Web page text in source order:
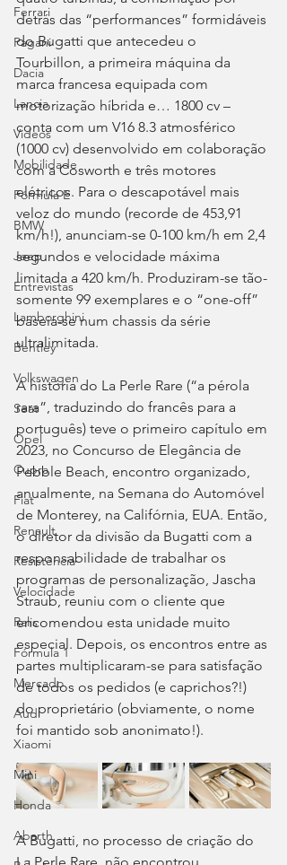
Ferrari
Pagani
Dacia
Lancia
Videos
Mobilidade
Fórmula E
BMW
Jeep
Entrevistas
Lamborghini
Bentley
Volkswagen
Seat
Opel
Cupra
Fiat
Renault
Resistência
Velocidade
Ralis
Fórmula 1
Mercado
Audi
Xiaomi
Mini
Honda
Abarth
detrás das “performances” formidáveis
do Bugatti que antecedeu o
Tourbillon, a primeira máquina da
marca francesa equipada com
motorização híbrida e… 1800 cv –
conta com um V16 8.3 atmosférico
(1000 cv) desenvolvido em colaboração
com a Cosworth e três motores
elétricos. Para o descapotável mais
veloz do mundo (recorde de 453,91
km/h!), anunciam-se 0-100 km/h em 2,4
segundos e velocidade máxima
limitada a 420 km/h. Produziram-se tão-
somente 99 exemplares e o “one-off”
baseia-se num chassis da série
ultralimitada.
A história do La Perle Rare (“a pérola
rara”, traduzindo do francês para a
português) teve o primeiro capítulo em
2023, no Concurso de Elegância de
Pebble Beach, encontro organizado,
anualmente, na Semana do Automóvel
de Monterey, na Califórnia, EUA. Então,
o diretor da divisão da Bugatti com a
responsabilidade de trabalhar os
programas de personalização, Jascha
Straub, reuniu com o cliente que
encomendou esta unidade muito
especial. Depois, os encontros entre as
partes multiplicaram-se para satisfação
de todos os pedidos (e caprichos?!)
do proprietário (obviamente, o nome
foi mantido sob anonimato!).
A Bugatti, no processo de criação do